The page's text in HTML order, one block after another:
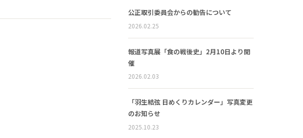
公正取引委員会からの勧告について
2026.02.25
報道写真展「食の戦後史」2月10日より開
催
2026.02.03
「羽生結弦 日めくりカレンダー」写真変更
のお知らせ
2025.10.23